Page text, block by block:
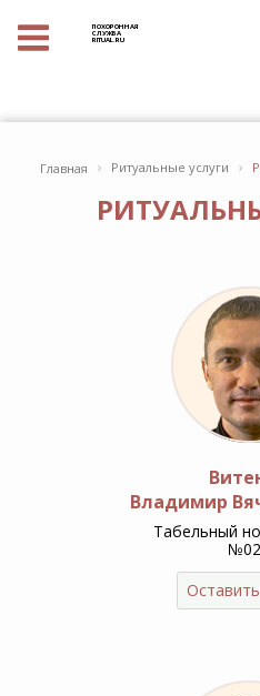
ПОХОРОННАЯ
СЛУЖБА
RITUAL.RU
Главная › Ритуальные услуги ›
Владимир
Табельный